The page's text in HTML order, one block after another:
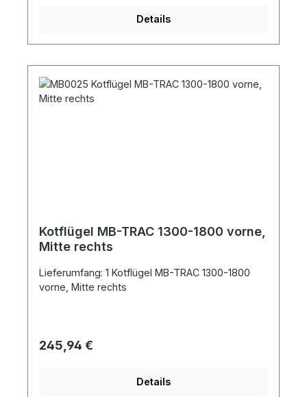
Details
Kotflügel MB-TRAC 1300-1800 vorne,
Mitte rechts
Lieferumfang: 1 Kotflügel MB-TRAC 1300-1800
vorne, Mitte rechts
Regulärer Preis:
245,94 €
Details